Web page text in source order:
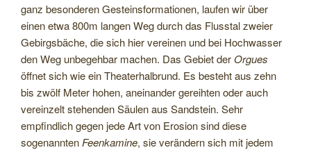
ganz besonderen Gesteinsformationen, laufen wir über
einen etwa 800m langen Weg durch das Flusstal zweier
Gebirgsbäche, die sich hier vereinen und bei Hochwasser
den Weg unbegehbar machen. Das Gebiet derOrgues
öffnet sich wie ein Theaterhalbrund. Es besteht aus zehn
bis zwölf Meter hohen, aneinander gereihten oder auch
vereinzelt stehenden Säulen aus Sandstein. Sehr
empfindlich gegen jede Art von Erosion sind diese
sogenannten Feenkamine, sie verändern sich mit jedem